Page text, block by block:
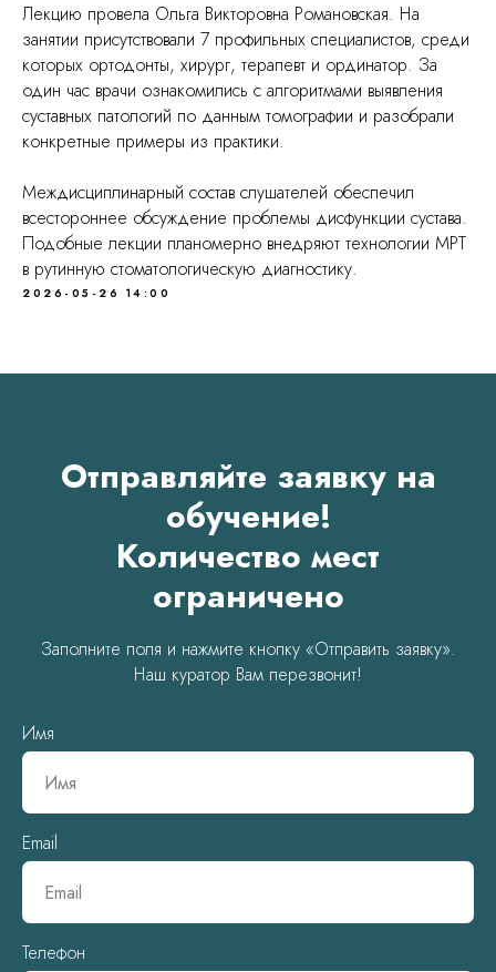
Лекцию провела Ольга Викторовна Романовская. На
занятии присутствовали 7 профильных специалистов, среди
которых ортодонты, хирург, терапевт и ординатор. За
один час врачи ознакомились с алгоритмами выявления
суставных патологий по данным томографии и разобрали
конкретные примеры из практики.
Междисциплинарный состав слушателей обеспечил
всестороннее обсуждение проблемы дисфункции сустава.
Подобные лекции планомерно внедряют технологии МРТ
в рутинную стоматологическую диагностику.
2026-05-26 14:00
Отправляйте заявку на
обучение!
Количество мест
ограничено
Заполните поля и нажмите кнопку «Отправить заявку».
Наш куратор Вам перезвонит!
Имя
Email
Телефон